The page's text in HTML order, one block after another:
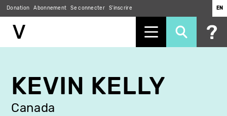
contenu
principal
Donation Abonnement Se connecter S'inscrire EN
KEVIN KELLY
Canada